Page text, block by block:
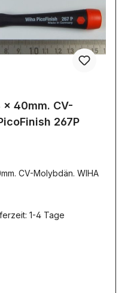
x 40mm. CV-
267P
CV-Molybdän. WIHA
1-4 Tage